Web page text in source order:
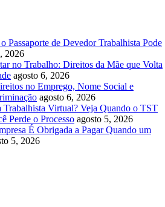
Passaporte de Devedor Trabalhista Pode
2026
no Trabalho: Direitos da Mãe que Volta
agosto 6, 2026
no Emprego, Nome Social e
agosto 6, 2026
Trabalhista Virtual? Veja Quando o TST
Perde o Processo agosto 5, 2026
É Obrigada a Pagar Quando um
5, 2026